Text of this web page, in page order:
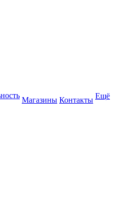
Магазины Контакты Ещё